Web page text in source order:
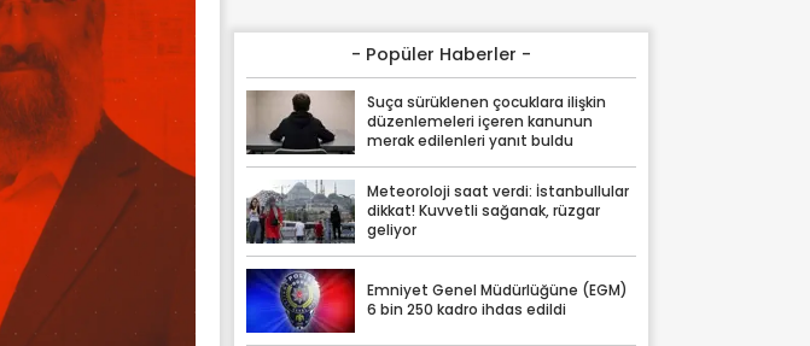
- Popüler Haberler -
Suça sürüklenen çocuklara ilişkin
düzenlemeleri içeren kanunun
merak edilenleri yanıt buldu
Meteoroloji saat verdi: İstanbullular
dikkat! Kuvvetli sağanak, rüzgar
geliyor
Emniyet Genel Müdürlüğüne (EGM)
6 bin 250 kadro ihdas edildi